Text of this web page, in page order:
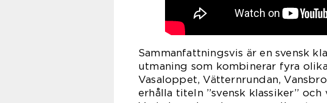
Sammanfattningsvis är en svensk
utmaning som kombinerar fyra
Vasaloppet, Vätternrundan,
erhålla titeln ”svensk klassiker”